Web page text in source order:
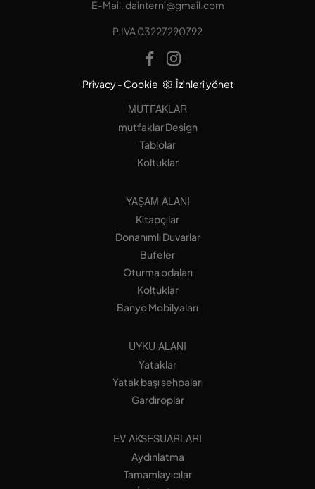
E-Mail. dainterni@gmail.com
P.IVA 03227290792
Privacy- Cookie İzinleri yönet
MUTFAKLAR
mutfaklar Design
Tablolar
Koltuklar
YAŞAM ALANI
Kitapçılar
Donanımlı Duvarlar
Bufeler
Oturma odaları
Koltuklar
Banyo Mobilyaları
UYKU ALANI
Yataklar
Yatak başı sehpaları
Gardıroplar
EV AKSESUARLARI
Aydınlatma
Tamamlayıcılar